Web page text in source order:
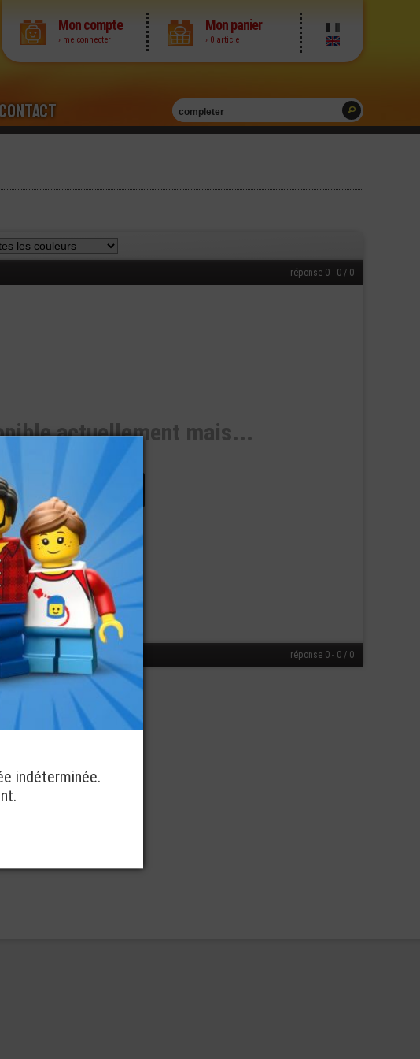
Mon compte
› me connecter
Mon panier
› 0 article
Contact
réponse 0 - 0 / 0
actuellement mais...
LEGO® non disponible
réponse 0 - 0 / 0
indéterminée.